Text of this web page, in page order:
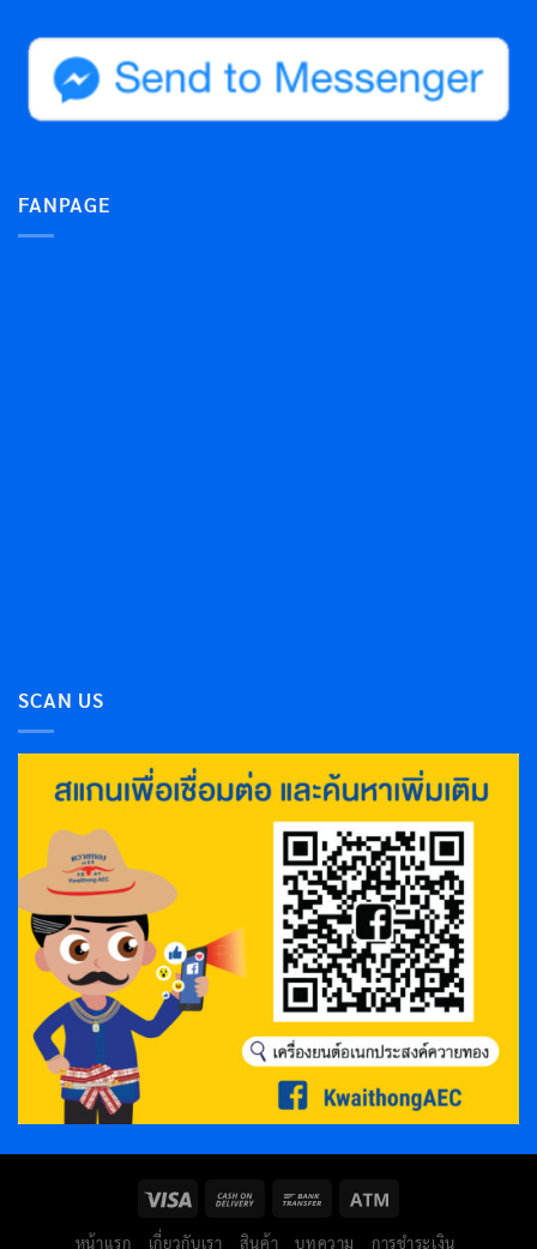
FANPAGE
SCAN US
หน้าแรก เกี่ยวกับเรา สินค้า บทความ การชำระเงิน